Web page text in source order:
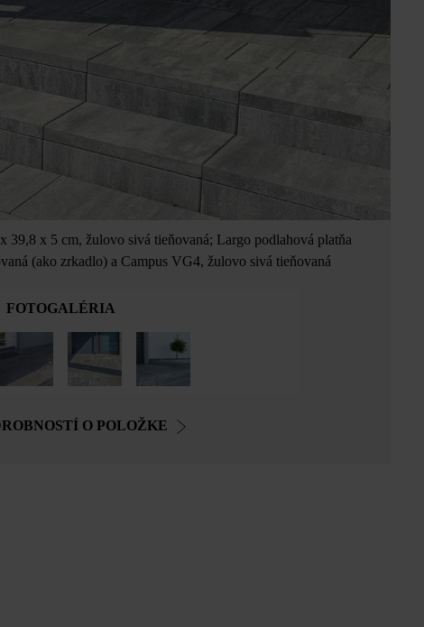
39,8 x 5 cm, žulovo sivá tieňovaná; Largo podlahová platňa
(ako zrkadlo) a Campus VG4, žulovo sivá tieňovaná
FOTOGALÉRIA
O POLOŽKE